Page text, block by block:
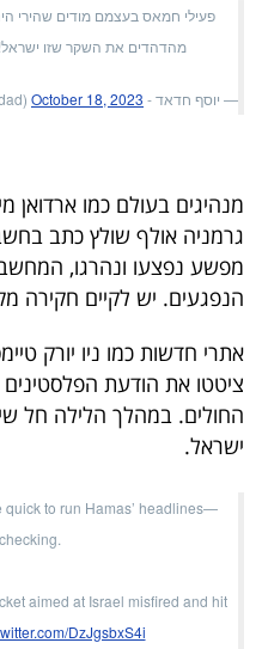
דרושים
ניוזלטרים
אדום
פרסמו
באייס
עקבו
אחרינו:
פעילי חמאס בעצמם מודים שהירי
מהדהדים את השקר שזו ישראל!
— יוסף חדאד - Yoseph Haddad (@YosephHaddad) October 18, 2023
מנהיגים בעולם כמו ארדואן
גרמניה אולף שולץ כתב
מפשע נפצעו ונהרגו,
הנפגעים. יש לקיים חקירה
ציטטו את הודעת
החולים. במהלך הלילה חל
ישראל.
to run Hamas’ headlines—
aimed at Israel misfired and hit
DzJgsbxS4i